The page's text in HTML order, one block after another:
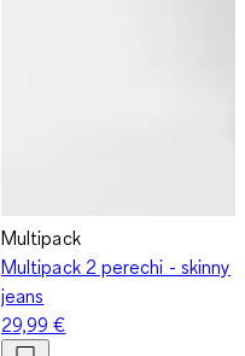
Multipack
Multipack 2 perechi - skinny
jeans
29,99 €